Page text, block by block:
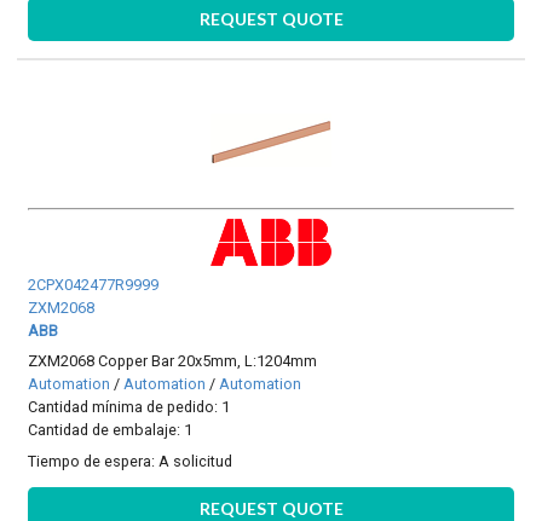
REQUEST QUOTE
2CPX042477R9999
ZXM2068
ABB
ZXM2068 Copper Bar 20x5mm, L:1204mm
Automation /Automation /Automation
Cantidad mínima de pedido: 1
Cantidad de embalaje: 1
Tiempo de espera: A solicitud
REQUEST QUOTE